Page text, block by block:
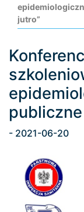
jutro”
Loading...
- 2021-06-20